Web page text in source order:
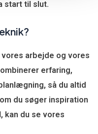
start til slut.
arbejde og vores
erfaring,
så du altid
du søger inspiration
du se vores